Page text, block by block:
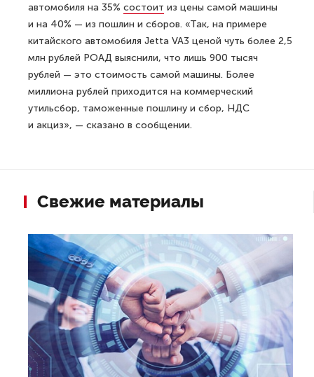
автомобиля на 35% состоит из цены самой машины
и на 40% — из пошлин и сборов. «Так, на примере
китайского автомобиля Jetta VA3 ценой чуть более 2,5
млн рублей РОАД выяснили, что лишь 900 тысяч
рублей — это стоимость самой машины. Более
миллиона рублей приходится на коммерческий
утильсбор, таможенные пошлину и сбор, НДС
и акциз», — сказано в сообщении.
Свежие материалы